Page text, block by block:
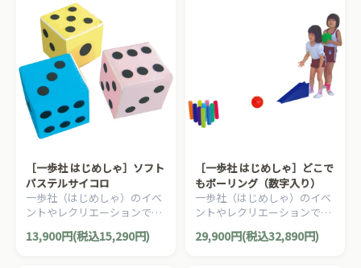
［一歩社 はじめしゃ］ソフト
パステルサイコロ
一歩社（はじめしゃ）のイベ
ントやレクリエーションで利
フトで安全性の高いビッグサ
13,900円(税込15,290円)
［一歩社 はじめしゃ］どこで
もボーリング（数字入り）
一歩社（はじめしゃ）のイベ
ントやレクリエーションで利
ロープで狙いをつけてボーリ
29,900円(税込32,890円)